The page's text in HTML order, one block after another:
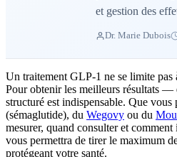
et gestion des
Dr. Marie Dubois
Un traitement GLP-1 ne se limite pas
Pour obtenir les meilleurs résultats
structuré est indispensable. Que vous
(sémaglutide), du Wegovy ou du
mesurer, quand consulter et
vous permettra de tirer le maximum
protégeant votre santé.